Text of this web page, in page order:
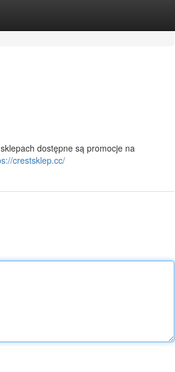
dostępne są promocje na
crestsklep.cc/